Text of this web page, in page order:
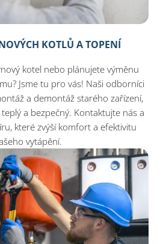
KOTLŮ A TOPENÍ
kotel nebo plánujete výměnu
Jsme tu pro vás! Naši odborníci
a demontáž starého zařízení,
a bezpečný. Kontaktujte nás a
které zvýší komfort a efektivitu
vytápění.